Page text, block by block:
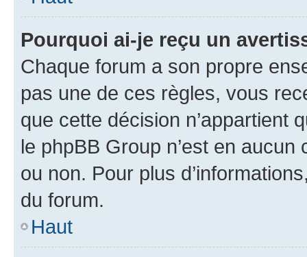
Pourquoi ai-je reçu un
Chaque forum a son propre
pas une de ces règles, vous
que cette décision n’appartient
le phpBB Group n’est en
ou non. Pour plus
du forum.
Haut